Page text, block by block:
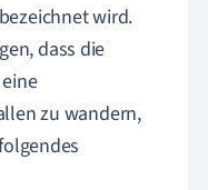
wird.
dass die
zu wandern,